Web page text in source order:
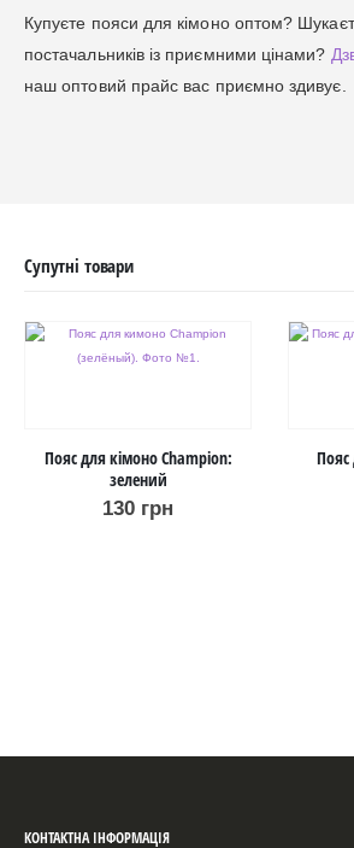
Купуєте пояси для кімоно оптом?
постачальників із приємними цінами?
наш оптовий прайс вас приємно здивує.
Супутні товари
Пояс для кімоно Champion:
зелений
130 грн
КОНТАКТНА ІНФОРМАЦІЯ